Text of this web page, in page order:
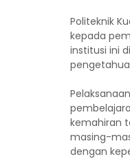
Politeknik
kepada
institusi ini
kemahiran
masing-
dengan